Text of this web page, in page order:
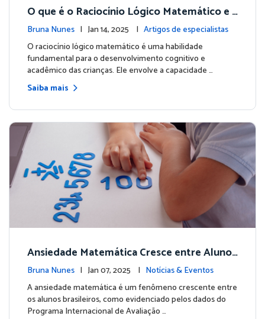
O que é o Raciocínio Lógico Matemático e
Como a Matific Pode Potencializá-lo
Bruna Nunes | Jan 14, 2025 | Artigos de especialistas
O raciocínio lógico matemático é uma habilidade
fundamental para o desenvolvimento cognitivo e
acadêmico das crianças. Ele envolve a capacidade …
Saiba mais
Ansiedade Matemática Cresce entre Alunos
Brasileiros, Aponta PISA
Bruna Nunes | Jan 07, 2025 | Notícias & Eventos
A ansiedade matemática é um fenômeno crescente entre
os alunos brasileiros, como evidenciado pelos dados do
Programa Internacional de Avaliação …